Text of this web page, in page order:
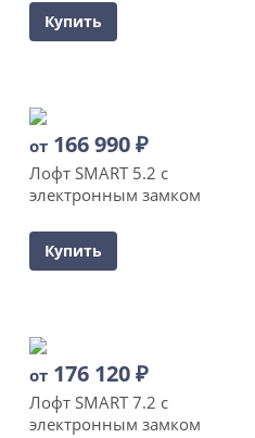
Купить
от 166 990₽
Лофт SMART 5.2 с
электронным замком
Купить
от 176 120₽
Лофт SMART 7.2 с
электронным замком